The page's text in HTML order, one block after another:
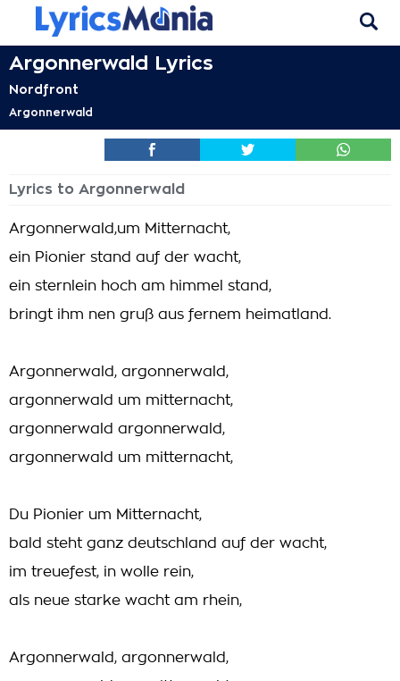
Argonnerwald Lyrics
Nordfront
Argonnerwald
Lyrics to Argonnerwald
Argonnerwald,um Mitternacht,
ein Pionier stand auf der wacht,
ein sternlein hoch am himmel stand,
bringt ihm nen gruß aus fernem heimatland.
Argonnerwald, argonnerwald,
argonnerwald um mitternacht,
argonnerwald argonnerwald,
argonnerwald um mitternacht,
Du Pionier um Mitternacht,
bald steht ganz deutschland auf der wacht,
im treuefest, in wolle rein,
als neue starke wacht am rhein,
Argonnerwald, argonnerwald,